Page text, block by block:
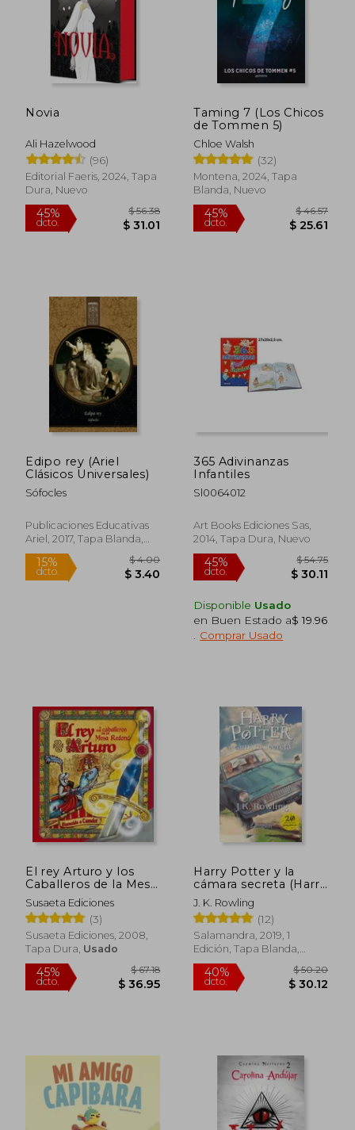
dcto.
Novia
Ali Hazelwood
(96)
Editorial Faeris, 2024, Tapa
Dura, Nuevo
45%
dcto.
$ 56.38
Taming 7 (Los Chicos
de Tommen 5)
Chloe Walsh
(32)
Montena, 2024, Tapa
Blanda, Nuevo
45%
dcto.
Edipo rey (Ariel
Clásicos Universales)
Sófocles
Publicaciones Educativas
Ariel, 2017, Tapa Blanda,
Nuevo
365 Adivinanzas
Infantiles
Sl0064012
Art Books Ediciones Sas,
2014, Tapa Dura, Nuevo
Disponible Usado
en Buen Estado a$ 19.96
Comprar Usado
El rey Arturo y los
Caballeros de la Mesa
Redonda (Despliega
la Historia)
Susaeta Ediciones
(3)
Susaeta Ediciones, 2008,
Tapa Dura, Usado
Harry Potter y la
cámara secreta (Harry
Potter 2)
J. K. Rowling
(12)
Salamandra, 2019, 1
Edición, Tapa Blanda,
Nuevo